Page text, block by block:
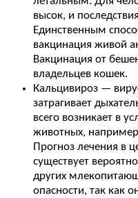
высок, и
Единственным
вакцинация живой
Вакцинация от
владельцев кошек.
Кальцивироз —
затрагивает
всего возникает в
животных,
Прогноз лечения в
существует
других
опасности, так как